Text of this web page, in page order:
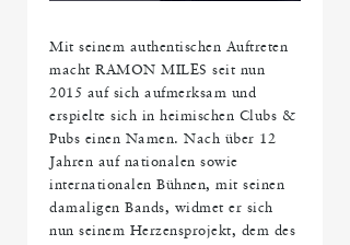
Mit seinem authentischen Auftreten
macht RAMON MILES seit nun
2015 auf sich aufmerksam und
erspielte sich in heimischen Clubs &
Pubs einen Namen. Nach über 12
Jahren auf nationalen sowie
internationalen Bühnen, mit seinen
damaligen Bands, widmet er sich
nun seinem Herzensprojekt, dem des